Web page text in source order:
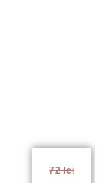
72 lei